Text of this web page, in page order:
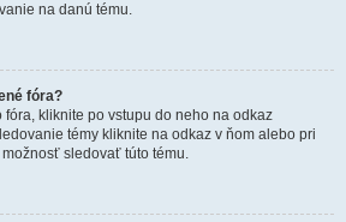
na danú tému.
fóra?
kliknite po vstupu do neho na odkaz
témy kliknite na odkaz v ňom alebo pri
sledovať túto tému.